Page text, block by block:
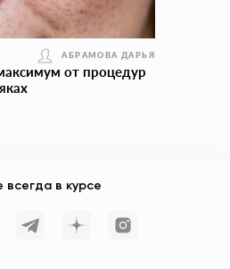
АБРАМОВА ДАРЬЯ
от процедур
всегда в курсе